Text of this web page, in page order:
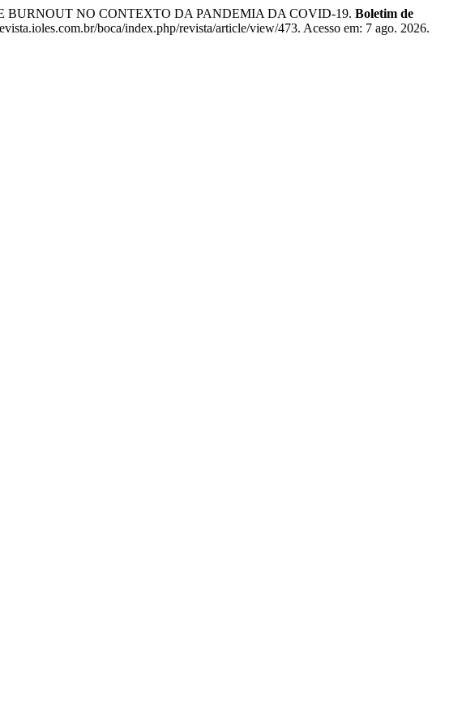
BURNOUT NO CONTEXTO DA PANDEMIA DA COVID-19. Boletim de
boca/index.php/revista/article/view/473. Acesso em: 7 ago. 2026.